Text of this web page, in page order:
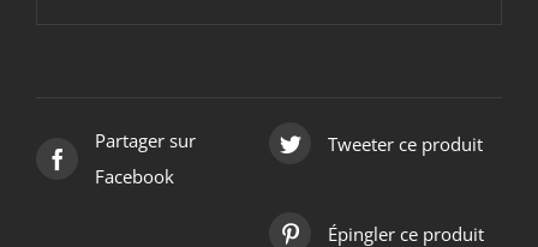
Partager sur
Facebook
Tweeter ce produit
Épingler ce produit